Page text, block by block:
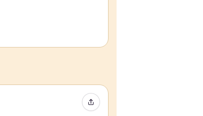
イベントをシェア